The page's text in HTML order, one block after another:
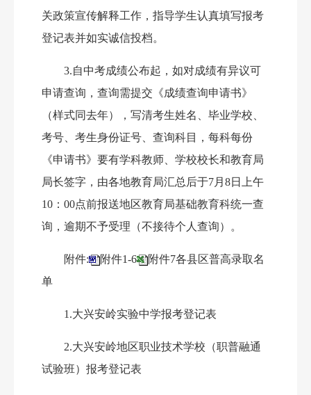
关政策宣传解释工作，指导学生认真填写报考
登记表并如实诚信投档。
3.自中考成绩公布起，如对成绩有异议可
申请查询，查询需提交《成绩查询申请书》
（样式同去年），写清考生姓名、毕业学校、
考号、考生身份证号、查询科目，每科每份
《申请书》要有学科教师、学校校长和教育局
局长签字，由各地教育局汇总后于7月 8日上午
10：00点前报送地区教育局基础教育科统一查
询，逾期不予受理（不接待个人查询）。
附件: 附件1-6
附件7各县区普高录取名
单
1.大兴安岭实验中学报考登记表
2.大兴安岭地区职业技术学校 （职普融通
试验班） 报考登记表